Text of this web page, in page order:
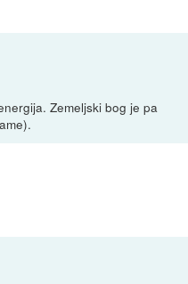
Zemeljski bog je pa